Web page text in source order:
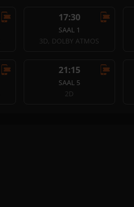
17:30
SAAL 1
3D, DOLBY ATMOS
21:15
SAAL 5
2D